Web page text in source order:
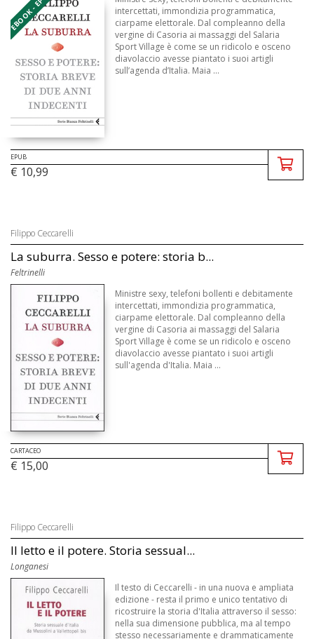
EBOOK - EPUB
intercettati, immondizia programmatica,
ciarpame elettorale. Dal compleanno della
vergine di Casoria ai massaggi del Salaria
Sport Village è come se un ridicolo e osceno
diavolaccio avesse piantato i suoi artigli
sull’agenda d’Italia. Maia ...
EPUB
€ 10,99
Filippo Ceccarelli
La suburra. Sesso e potere: storia b...
Feltrinelli
Ministre sexy, telefoni bollenti e debitamente
intercettati, immondizia programmatica,
ciarpame elettorale. Dal compleanno della
vergine di Casoria ai massaggi del Salaria
Sport Village è come se un ridicolo e osceno
diavolaccio avesse piantato i suoi artigli
sull'agenda d'Italia. Maia ...
CARTACEO
€ 15,00
Filippo Ceccarelli
Il letto e il potere. Storia sessual...
Longanesi
Il testo di Ceccarelli - in una nuova e ampliata
edizione - resta il primo e unico tentativo di
ricostruire la storia d'Italia attraverso il sesso:
nella sua dimensione pubblica, ma al tempo
stesso necessariamente e drammaticamente